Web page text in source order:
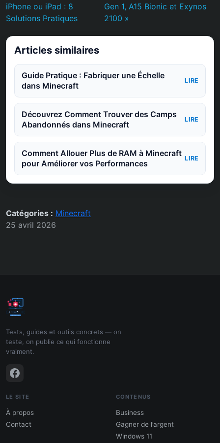
iPhone ou iPad : 8
Solutions Pratiques
Gen 1, A15 Bionic et Exynos
2100 »
Articles similaires
Guide Pratique : Fabriquer une Échelle
dans Minecraft
LIRE
Découvrez Comment Trouver des Camps
Abandonnés dans Minecraft
LIRE
Comment Allouer Plus de RAM à Minecraft
pour Améliorer vos Performances
LIRE
Catégories : Minecraft
25 avril 2026
Tests, guides et outils concrets — on
teste, on publie ce qui fonctionne
vraiment.
LE SITE
À propos
Contact
CONTENUS
Business
Gagner de l’argent
Windows 11